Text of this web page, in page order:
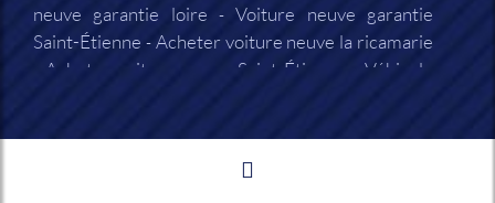
neuve garantie loire
Voiture neuve garantie
Saint-Étienne
Acheter voiture neuve la ricamarie
Acheter voiture neuve Saint-Étienne
Véhicule
Vendeur voiture neuve 42